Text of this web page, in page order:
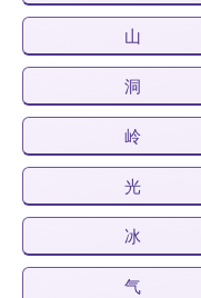
山
洞
岭
光
冰
气